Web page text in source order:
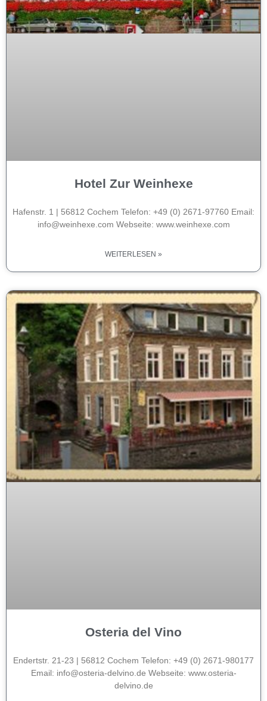
Hotel Zur Weinhexe
Hafenstr. 1 | 56812 Cochem Telefon: +49 (0) 2671-97760 Email:
info@weinhexe.com Webseite: www.weinhexe.com
WEITERLESEN »
Osteria del Vino
Endertstr. 21-23 | 56812 Cochem Telefon: +49 (0) 2671-980177
Email: info@osteria-delvino.de Webseite: www.osteria-
delvino.de